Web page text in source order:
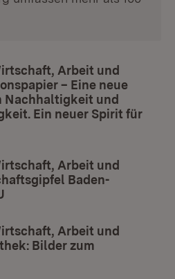
Arbeit und
– Eine neue
Nachhaltigkeit und
Ein neuer Spirit für
Arbeit und
Baden-
Arbeit und
Bilder zum